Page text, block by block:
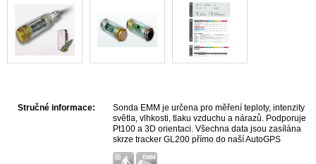
Stručné informace:
Sonda EMM je určena pro měření teploty, intenzity
světla, vlhkosti, tlaku vzduchu a nárazů. Podporuje
Pt100 a 3D orientaci. Všechna data jsou zasílána
skrze tracker GL200 přímo do naší AutoGPS
aplikace.